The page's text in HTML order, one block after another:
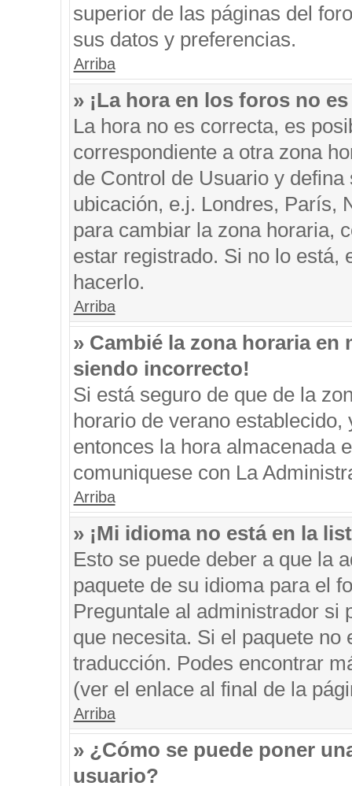
superior de las páginas del
sus datos y preferencias.
Arriba
» ¡La hora en los foros no
La hora no es correcta, es
correspondiente a otra zona
de Control de Usuario y
ubicación, e.j. Londres, París,
para cambiar la zona horaria,
estar registrado. Si no lo está,
hacerlo.
Arriba
» Cambié la zona horaria
siendo incorrecto!
Si está seguro de que de la
horario de verano
entonces la hora almacenada
comuniquese con La
Arriba
» ¡Mi idioma no está en la
Esto se puede deber a que la
paquete de su idioma para el
Preguntale al administrador si
que necesita. Si el paquete
traducción. Podes encontrar
(ver el enlace al final de la
Arriba
» ¿Cómo se puede poner
usuario?